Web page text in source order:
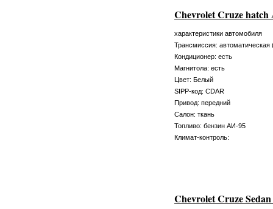
Chevrolet Cruze
характеристики автомобиля
Трансмиссия: автоматическая
Кондиционер: есть
Магнитола: есть
Цвет: Белый
SIPP-код: CDAR
Привод: передний
Салон: ткань
Топливо: бензин АИ-95
Климат-контроль:
Chevrolet Cruze